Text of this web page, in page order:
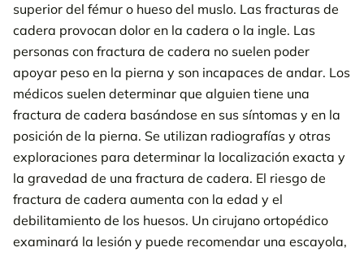
superior del fémur o hueso del muslo. Las fracturas de
cadera provocan dolor en la cadera o la ingle. Las
personas con fractura de cadera no suelen poder
apoyar peso en la pierna y son incapaces de andar. Los
médicos suelen determinar que alguien tiene una
fractura de cadera basándose en sus síntomas y en la
posición de la pierna. Se utilizan radiografías y otras
exploraciones para determinar la localización exacta y
la gravedad de una fractura de cadera. El riesgo de
fractura de cadera aumenta con la edad y el
debilitamiento de los huesos. Un cirujano ortopédico
examinará la lesión y puede recomendar una escayola,